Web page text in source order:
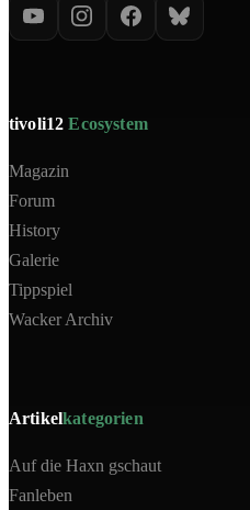
tivoli12Ecosystem
Magazin
Forum
History
Galerie
Tippspiel
Wacker Archiv
Artikelkategorien
Auf die Haxn gschaut
Fanleben